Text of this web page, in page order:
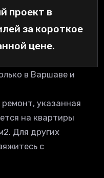
проект в
за короткое
цене.
в Варшаве и
указанная
на квартиры
Для других
с